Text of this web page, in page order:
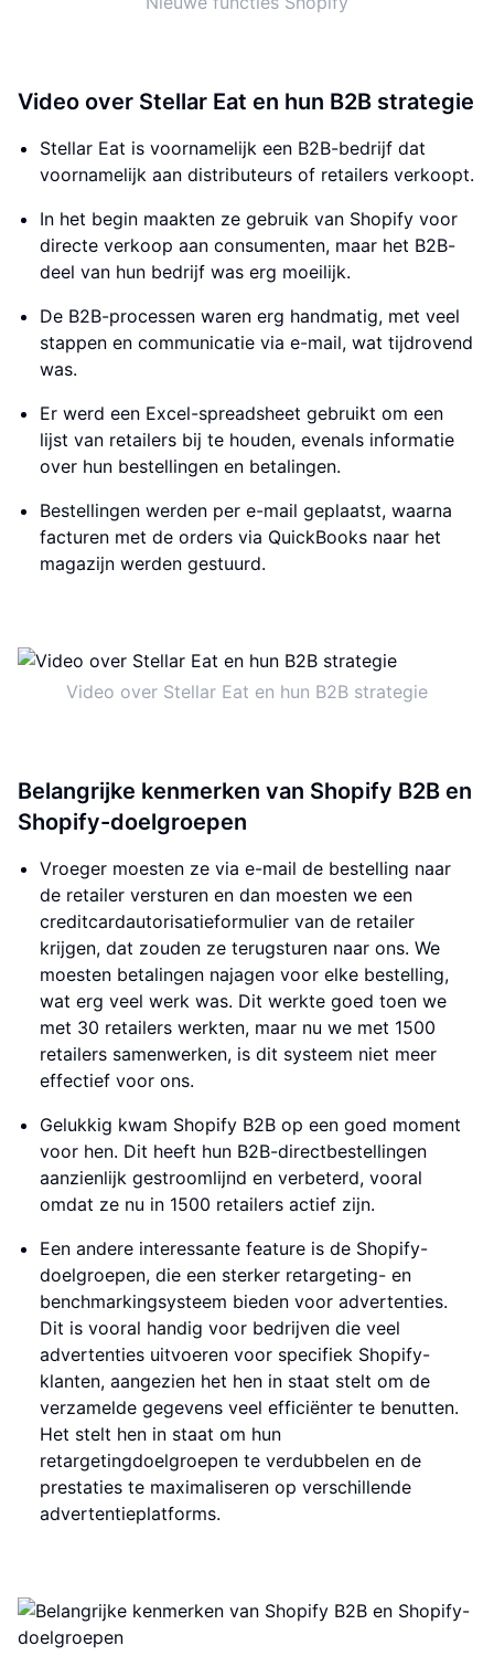
Video over Stellar Eat en hun B2B strategie
Stellar Eat is voornamelijk een B2B-bedrijf dat
voornamelijk aan distributeurs of retailers verkoopt.
In het begin maakten ze gebruik van Shopify voor
directe verkoop aan consumenten, maar het B2B-
deel van hun bedrijf was erg moeilijk.
De B2B-processen waren erg handmatig, met veel
stappen en communicatie via e-mail, wat tijdrovend
was.
Er werd een Excel-spreadsheet gebruikt om een
lijst van retailers bij te houden, evenals informatie
over hun bestellingen en betalingen.
Bestellingen werden per e-mail geplaatst, waarna
facturen met de orders via QuickBooks naar het
magazijn werden gestuurd.
Video over Stellar Eat en hun B2B strategie
Belangrijke kenmerken van Shopify B2B en
Shopify-doelgroepen
Vroeger moesten ze via e-mail de bestelling naar
de retailer versturen en dan moesten we een
creditcardautorisatieformulier van de retailer
krijgen, dat zouden ze terugsturen naar ons. We
moesten betalingen najagen voor elke bestelling,
wat erg veel werk was. Dit werkte goed toen we
met 30 retailers werkten, maar nu we met 1500
retailers samenwerken, is dit systeem niet meer
effectief voor ons.
Gelukkig kwam Shopify B2B op een goed moment
voor hen. Dit heeft hun B2B-directbestellingen
aanzienlijk gestroomlijnd en verbeterd, vooral
omdat ze nu in 1500 retailers actief zijn.
Een andere interessante feature is de Shopify-
doelgroepen, die een sterker retargeting- en
benchmarkingsysteem bieden voor advertenties.
Dit is vooral handig voor bedrijven die veel
advertenties uitvoeren voor specifiek Shopify-
klanten, aangezien het hen in staat stelt om de
verzamelde gegevens veel efficiënter te benutten.
Het stelt hen in staat om hun
retargetingdoelgroepen te verdubbelen en de
prestaties te maximaliseren op verschillende
advertentieplatforms.